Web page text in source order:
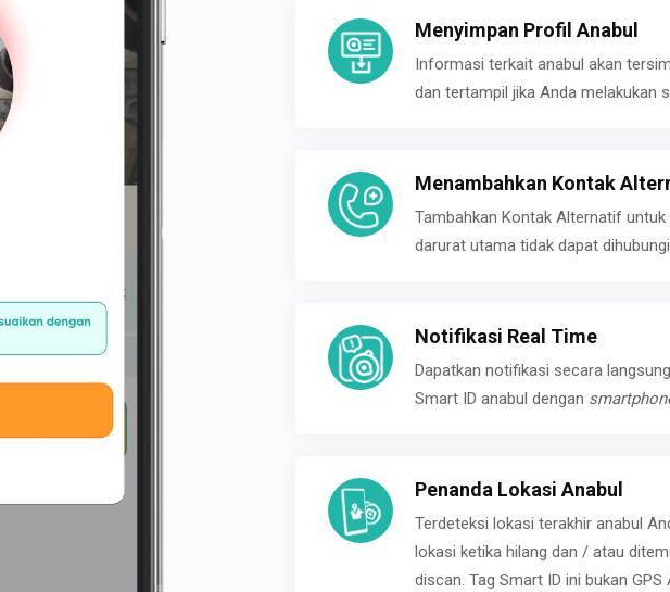
Menyimpan Profil Anabul
Informasi terkait anabul akan
dan tertampil jika Anda melakukan
Menambahkan Kontak
Tambahkan Kontak Alternatif
darurat utama tidak dapat
Notifikasi Real Time
Dapatkan notifikasi secara
Smart ID anabul dengan
Penanda Lokasi Anabul
Terdeteksi lokasi terakhir anabul
lokasi ketika hilang dan / atau
discan. Tag Smart ID ini bukan GPS